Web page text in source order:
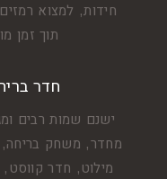
חידות, למצוא
תוך זמן
חדר
ישנם שמות רבים
מחדר, משחק בריחה,
מילוט, חדר